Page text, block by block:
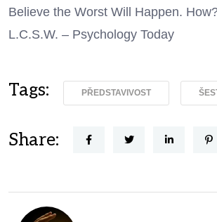
Believe the Worst Will Happen.
L.C.S.W. – Psychology Today
Tags: PŘEDSTAVIVOST
Share: